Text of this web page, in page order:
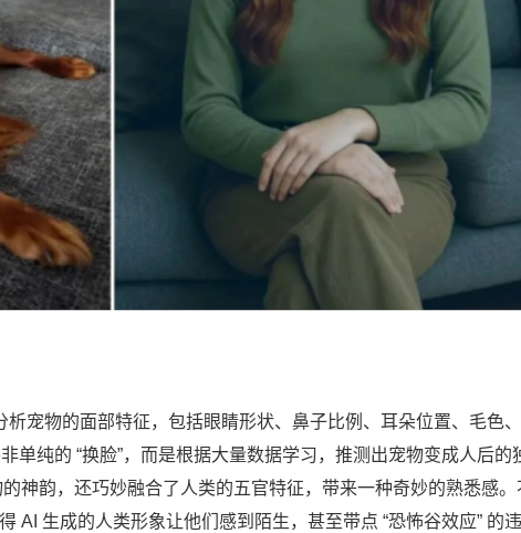
宠物的面部特征，包括眼睛形状、鼻子比例、耳朵位置、毛色
单纯的 “换脸”，而是根据大量数据学习，推测出宠物变成人后的
神韵，还巧妙融合了人类的五官特征，带来一种奇妙的熟悉感。
AI 生成的人类形象让他们感到陌生，甚至带点 “恐怖谷效应” 的